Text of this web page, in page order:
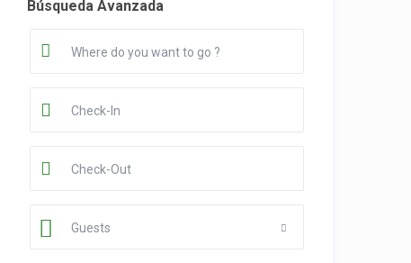
Búsqueda Avanzada
Guests